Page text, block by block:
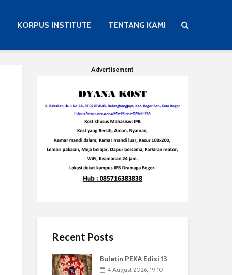
KORPUS INSTITUTE TENTANG KAMI
Advertisement
Recent Posts
Buletin PEKA Edisi 13
4 August 2026, 19:10